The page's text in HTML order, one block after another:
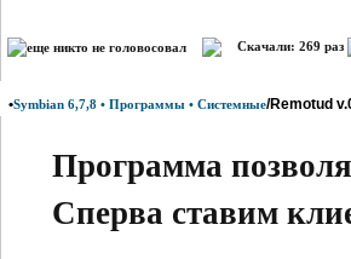
Скачали: 269 раз
•Symbian 6,7,8 • Программы • Системные/Remotud
Программа
Сперва ставим